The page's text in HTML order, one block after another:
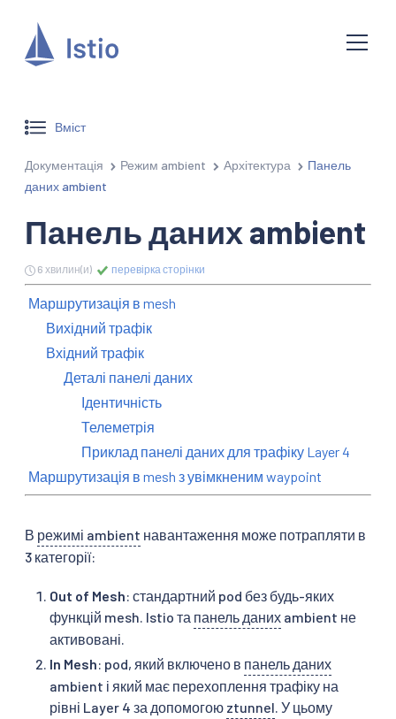
Вміст
Документація Режим ambient Архітектура
Панель
даних ambient
Панель даних ambient
6 хвилин(и) перевірка сторінки
Маршрутизація в mesh
Вихідний трафік
Вхідний трафік
Деталі панелі даних
Ідентичність
Телеметрія
Приклад панелі даних для трафіку Layer 4
Маршрутизація в mesh з увімкненим waypoint
В режимі ambient навантаження може потрапляти в
3 категорії:
Out of Mesh: стандартний pod без будь-яких
функцій mesh. Istio та панель даних ambient не
активовані.
In Mesh: pod, який включено в панель даних
ambient і який має перехоплення трафіку на
рівні Layer 4 за допомогою ztunnel . У цьому